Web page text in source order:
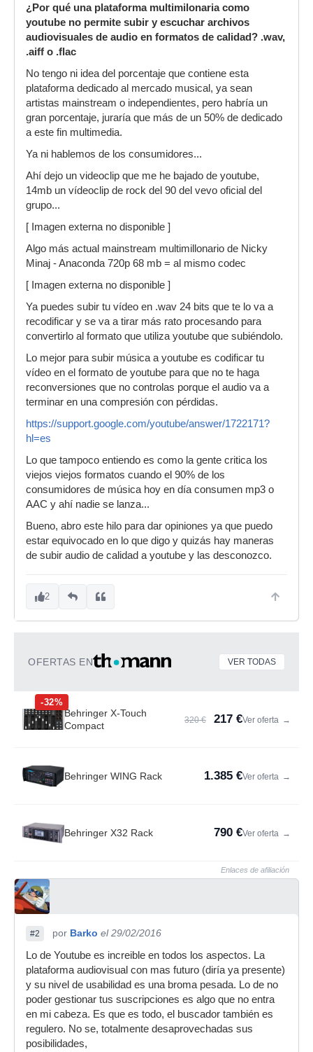
¿Por qué una plataforma multimilonaria como
youtube no permite subir y escuchar archivos
audiovisuales de audio en formatos de calidad? .wav,
.aiff o .flac
No tengo ni idea del porcentaje que contiene esta
plataforma dedicado al mercado musical, ya sean
artistas mainstream o independientes, pero habría un
gran porcentaje, juraría que más de un 50% de dedicado
a este fin multimedia.
Ya ni hablemos de los consumidores...
Ahí dejo un videoclip que me he bajado de youtube,
14mb un vídeoclip de rock del 90 del vevo oficial del
grupo...
[ Imagen externa no disponible ]
Algo más actual mainstream multimillonario de Nicky
Minaj - Anaconda 720p 68 mb = al mismo codec
[ Imagen externa no disponible ]
Ya puedes subir tu vídeo en .wav 24 bits que te lo va a
recodificar y se va a tirar más rato procesando para
convertirlo al formato que utiliza youtube que subiéndolo.
Lo mejor para subir música a youtube es codificar tu
vídeo en el formato de youtube para que no te haga
reconversiones que no controlas porque el audio va a
terminar en una compresión con pérdidas.
https://support.google.com/youtube/answer/1722171?
hl=es
Lo que tampoco entiendo es como la gente critica los
viejos viejos formatos cuando el 90% de los
consumidores de música hoy en día consumen mp3 o
AAC y ahí nadie se lanza...
Bueno, abro este hilo para dar opiniones ya que puedo
estar equivocado en lo que digo y quizás hay maneras
de subir audio de calidad a youtube y las desconozco.
2
OFERTAS EN VER TODAS
-32%
Behringer X-Touch
Compact
320 € 217 €Ver oferta →
Behringer WING Rack 1.385 €Ver oferta →
Behringer X32 Rack 790 €Ver oferta →
Enlaces de afiliación
#2 por Barko el 29/02/2016
Lo de Youtube es increible en todos los aspectos. La
plataforma audiovisual con mas futuro (diría ya presente)
y su nivel de usabilidad es una broma pesada. Lo de no
poder gestionar tus suscripciones es algo que no entra
en mi cabeza. Es que es todo, el buscador también es
regulero. No se, totalmente desaprovechadas sus
posibilidades,